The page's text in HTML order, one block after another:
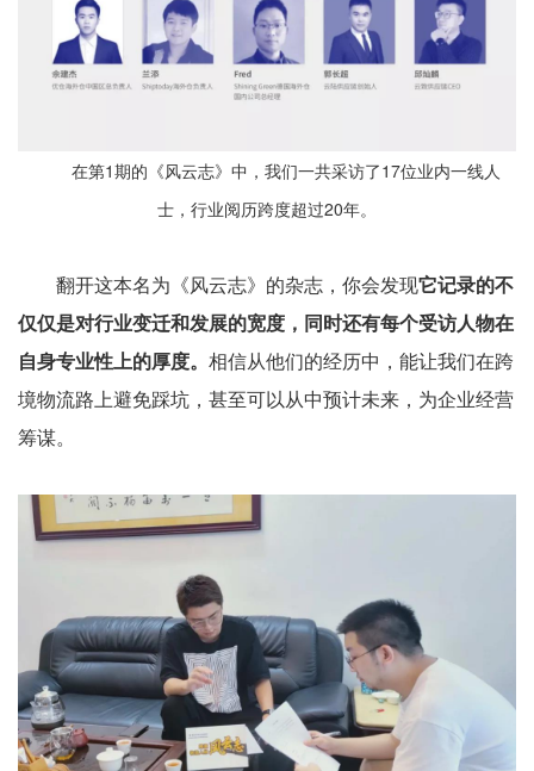
在第1期的《风云志》中，我们一共采访了17位业内一线人
士，行业阅历跨度超过20年。
翻开这本名为《风云志》的杂志，你会发现它记录的不
仅仅是对行业变迁和发展的宽度，同时还有每个受访人物在
自身专业性上的厚度。 相信从他们的经历中，能让我们在跨
境物流路上避免踩坑，甚至可以从中预计未来，为企业经营
筹谋。